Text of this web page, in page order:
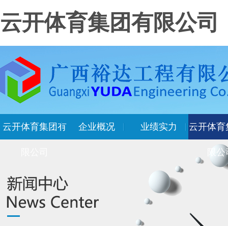
云开体育集团有限公司
云开体育集团有 企业概况 业绩实力 云开体育
限